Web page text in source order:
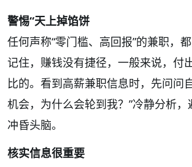
警惕“天上掉馅饼
任何声称“零门槛、高回报”的兼职，都
记住，赚钱没有捷径，一般来说，付
比的。看到高薪兼职信息时，先问问
机会，为什么会轮到我？”冷静分析
冲昏头脑。
核实信息很重要